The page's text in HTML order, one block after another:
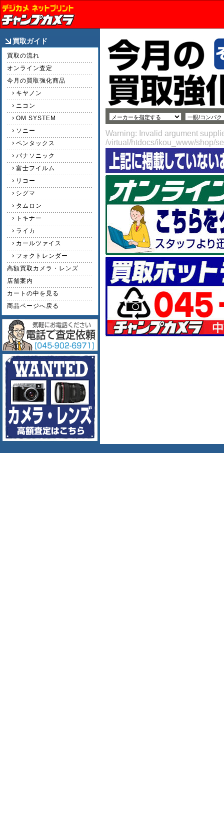
買取ガイド
買取の流れ
オンライン査定
今月の買取強化商品
キヤノン
ニコン
OM SYSTEM
ソニー
ペンタックス
パナソニック
富士フイルム
リコー
シグマ
タムロン
トキナー
ライカ
カールツァイス
フォクトレンダー
高額買取カメラ・レンズ
店舗案内
カートの中を見る
商品ページへ戻る
Warning: Invalid argument
/virtual/htdocs/ikou_www/shop/